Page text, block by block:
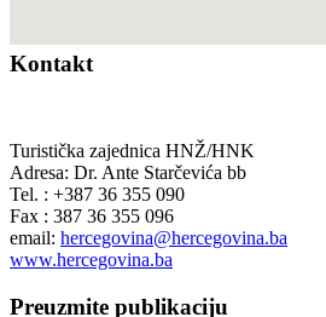
Kontakt
Turistička zajednica HNŽ/HNK
Adresa: Dr. Ante Starčevića bb
Tel. : +387 36 355 090
Fax : 387 36 355 096
email: hercegovina@hercegovina.ba
www.hercegovina.ba
Preuzmite publikaciju